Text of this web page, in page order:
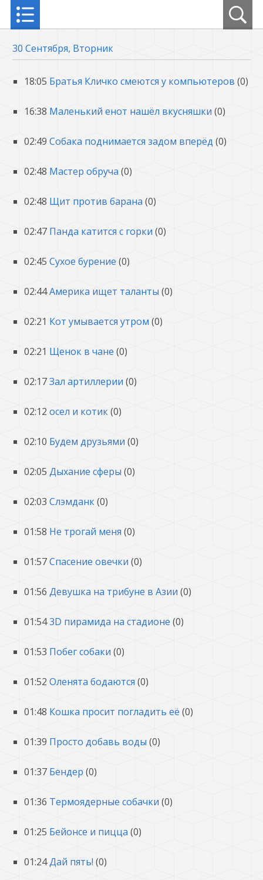
30 Сентября, Вторник
18:05 Братья Кличко смеются у компьютеров (0)
16:38 Маленький енот нашёл вкусняшки(0)
02:49 Собака поднимается задом вперёд (0)
02:48 Мастер обруча (0)
02:48 Щит против барана (0)
02:47 Панда катится с горки (0)
02:45 Сухое бурение (0)
02:44Америка ищет таланты (0)
02:21 Кот умывается утром (0)
02:21 Щенок в чане (0)
02:17Зал артиллерии (0)
02:12 осел и котик(0)
02:10 Будем друзьями (0)
02:05 Дыхание сферы (0)
02:03 Слэмданк(0)
01:58 Не трогай меня (0)
01:57Спасение овечки (0)
01:56 Девушка на трибуне в Азии (0)
01:543D пирамида на стадионе (0)
01:53 Побег собаки (0)
01:52 Оленята бодаются (0)
01:48 Кошка просит погладить её (0)
01:39 Просто добавь воды (0)
01:37 Бендер (0)
01:36 Термоядерные собачки (0)
01:25 Бейонсе и пицца (0)
01:24Дай пять! (0)